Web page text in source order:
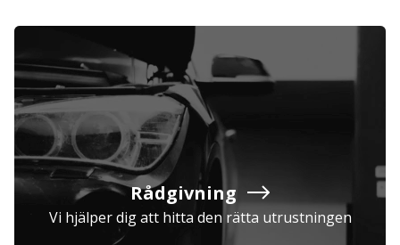
Rådgivning
Vi hjälper dig att hitta den rätta utrustningen